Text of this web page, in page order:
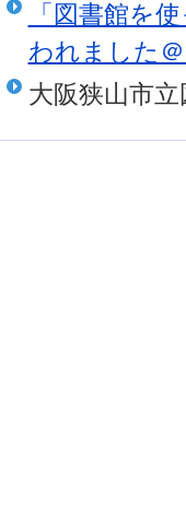
「図書館を
われました
大阪狭山市